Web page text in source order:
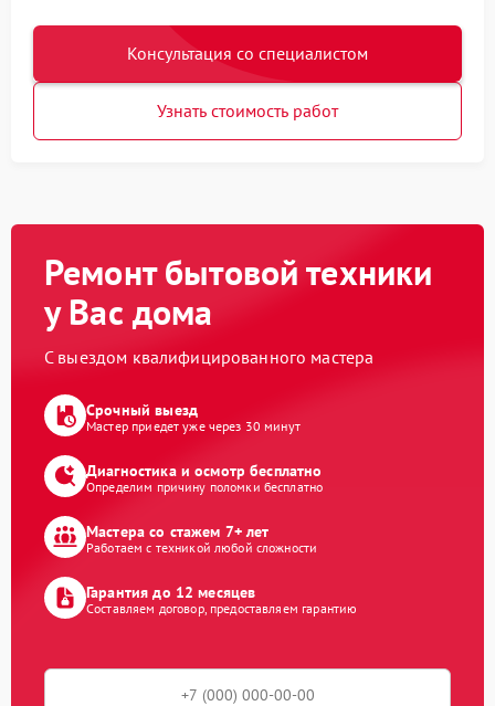
Консультация со специалистом
Узнать стоимость работ
Ремонт бытовой техники
у Вас дома
С выездом квалифицированного мастера
Срочный выезд
Мастер приедет уже через 30 минут
Диагностика и осмотр бесплатно
Определим причину поломки бесплатно
Мастера со стажем 7+ лет
Работаем с техникой любой сложности
Гарантия до 12 месяцев
Составляем договор, предоставляем гарантию